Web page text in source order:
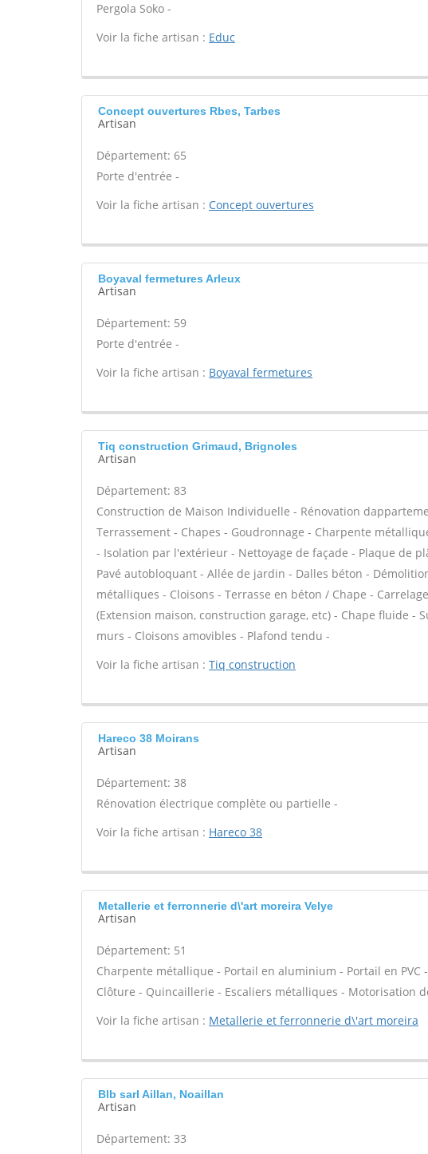
Pergola Soko -
Voir la fiche artisan : Educ
Concept ouvertures Rbes, Tarbes
Artisan
Département: 65
Porte d'entrée -
Voir la fiche artisan : Concept ouvertures
Boyaval fermetures Arleux
Artisan
Département: 59
Porte d'entrée -
Voir la fiche artisan : Boyaval fermetures
Tiq construction Grimaud, Brignoles
Artisan
Département: 83
Construction de Maison Individuelle - Rénovation
Terrassement - Chapes - Goudronnage - Charpente
- Isolation par l'extérieur - Nettoyage de façade - Plaque de
Pavé autobloquant - Allée de jardin - Dalles béton -
métalliques - Cloisons - Terrasse en béton / Chape -
(Extension maison, construction garage, etc) - Chape fluide -
murs - Cloisons amovibles - Plafond tendu -
Voir la fiche artisan : Tiq construction
Hareco 38 Moirans
Artisan
Département: 38
Rénovation électrique complète ou partielle -
Voir la fiche artisan : Hareco 38
Metallerie et ferronnerie d\'art moreira Velye
Artisan
Département: 51
Charpente métallique - Portail en aluminium - Portail en
Clôture - Quincaillerie - Escaliers métalliques - Motorisation
Voir la fiche artisan : Metallerie et ferronnerie d\'art moreira
Blb sarl Aillan, Noaillan
Artisan
Département: 33